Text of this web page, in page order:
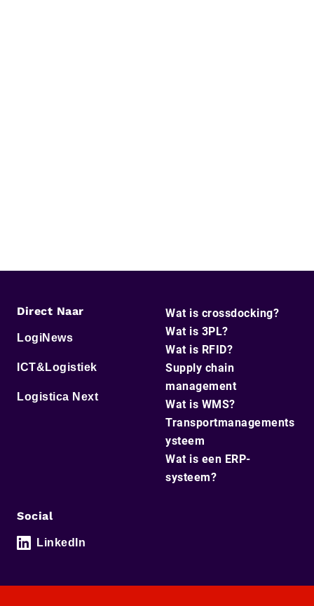
Direct Naar
LogiNews
ICT&Logistiek
Logistica Next
Wat is crossdocking?
Wat is 3PL?
Wat is RFID?
Supply chain
management
Wat is WMS?
Transportmanagements
ysteem
Wat is een ERP-
systeem?
Social
LinkedIn